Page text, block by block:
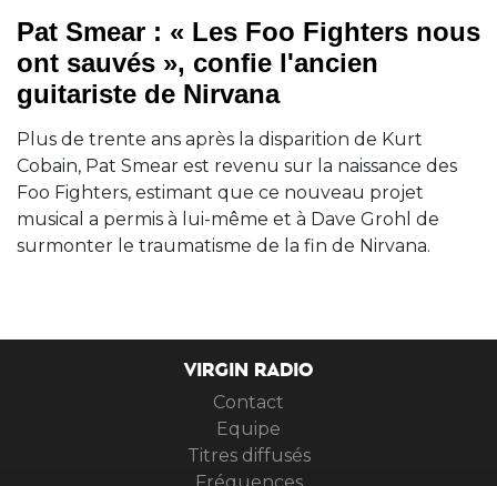
Pat Smear : « Les Foo Fighters nous
ont sauvés », confie l'ancien
guitariste de Nirvana
Plus de trente ans après la disparition de Kurt
Cobain, Pat Smear est revenu sur la naissance des
Foo Fighters, estimant que ce nouveau projet
musical a permis à lui-même et à Dave Grohl de
surmonter le traumatisme de la fin de Nirvana.
VIRGIN RADIO
Contact
Equipe
Titres diffusés